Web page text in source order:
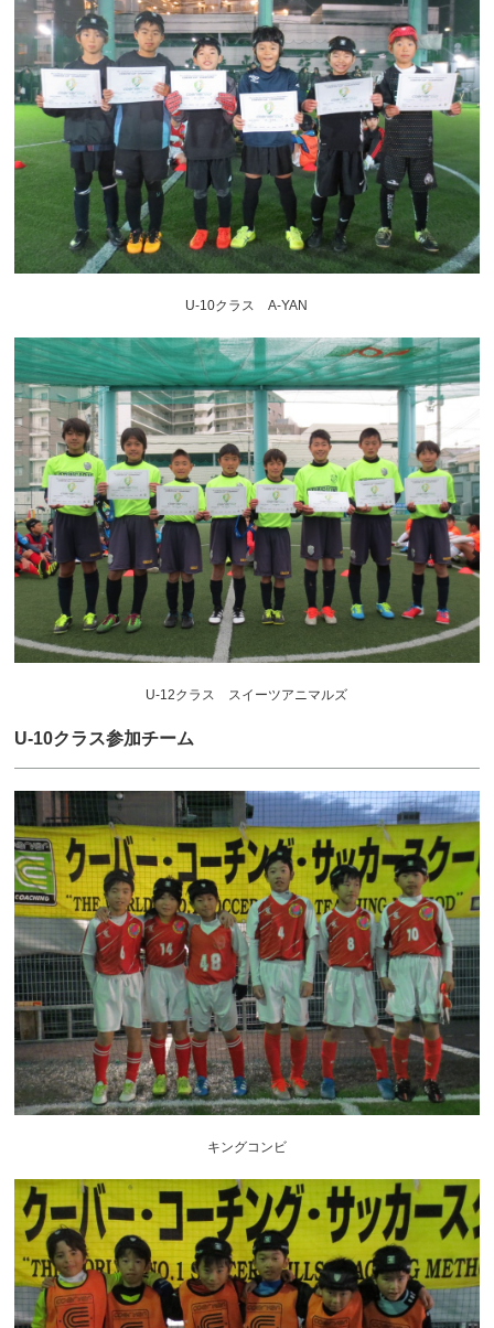
U-10クラス A-YAN
U-12クラス スイーツアニマルズ
U-10クラス参加チーム
キングコンビ